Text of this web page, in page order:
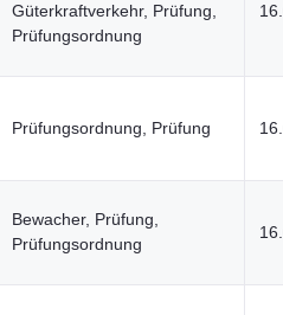
Güterkraftverkehr, Prüfung,
Prüfungsordnung
Prüfungsordnung, Prüfung
Bewacher, Prüfung,
Prüfungsordnung